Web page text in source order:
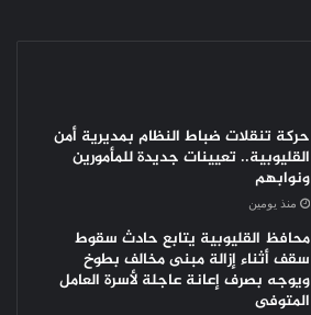
حركة تنقلات ضباط النظام بمديرية أمن
القليوبية.. تعيينات جديدة للمأمورين
ونوابهم
منذ يومين
محافظ القليوبية يتابع حادث سقوط
سقف أثناء إزالة مبنى مخالف بطوخ
ويوجه بصرف إعانة عاجلة لأسرة العامل
المتوفى